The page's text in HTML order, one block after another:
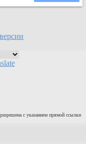
с указанием прямой ссылки